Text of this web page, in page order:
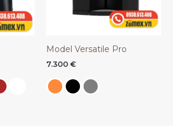
Model Versatile Pro
7.300 €